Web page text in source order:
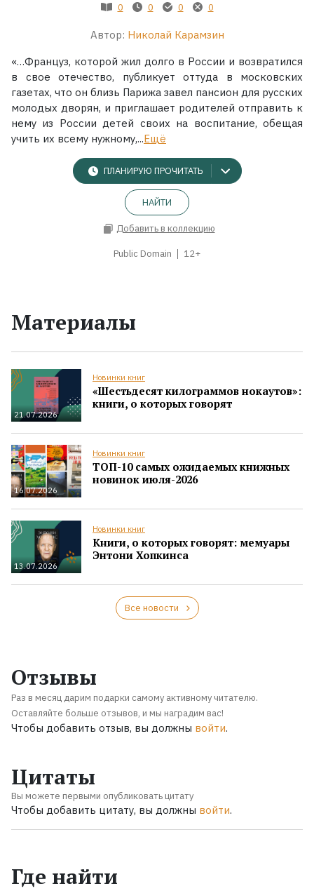
0 0 0 0
Автор: Николай Карамзин
«…Француз, которой жил долго в России и возвратился
в свое отечество, публикует оттуда в московских
газетах, что он близь Парижа завел пансион для русских
молодых дворян, и приглашает родителей отправить к
нему из России детей своих на воспитание, обещая
учить их всему нужному,...Ещё
ПЛАНИРУЮ ПРОЧИТАТЬ
НАЙТИ
Добавить в коллекцию
Public Domain 12+
Материалы
21.07.2026
Новинки книг
«Шестьдесят килограммов нокаутов»:
книги, о которых говорят
16.07.2026
Новинки книг
ТОП-10 самых ожидаемых книжных
новинок июля-2026
13.07.2026
Новинки книг
Книги, о которых говорят: мемуары
Энтони Хопкинса
Все новости
Отзывы
Раз в месяц дарим подарки самому активному читателю.
Оставляйте больше отзывов, и мы наградим вас!
Чтобы добавить отзыв, вы должны войти.
Цитаты
Вы можете первыми опубликовать цитату
Чтобы добавить цитату, вы должны войти.
Где найти